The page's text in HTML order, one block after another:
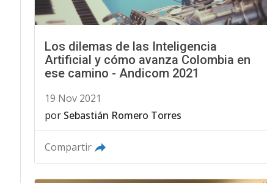
Los dilemas de las Inteligencia
Artificial y cómo avanza Colombia en
ese camino - Andicom 2021
19 Nov 2021
por Sebastián Romero Torres
Compartir